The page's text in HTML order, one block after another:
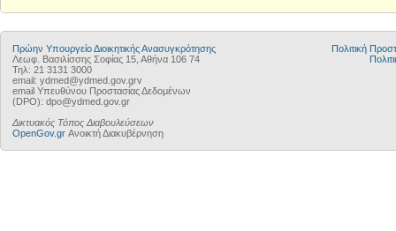
Πρώην Υπουργείο Διοικητικής Ανασυγκρότησης
Λεωφ. Βασιλίσσης Σοφίας 15, Αθήνα 106 74
Τηλ: 21 3131 3000
email: ydmed@ydmed.gov.grv
email Υπευθύνου Προστασίας Δεδομένων
(DPO): dpo@ydmed.gov.gr
Δικτυακός Τόπος Διαβουλεύσεων
OpenGov.gr Ανοικτή Διακυβέρνηση
Πολιτική